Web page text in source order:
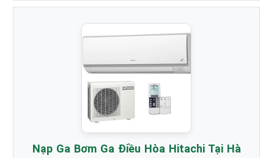
Nạp Ga Bơm Ga Điều Hòa Hitachi Tại Hà